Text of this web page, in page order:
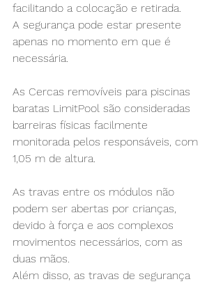
facilitando a colocação e retirada.
A segurança pode estar presente
apenas no momento em que é
necessária.
As Cercas removíveis para piscinas
baratas LimitPool são consideradas
barreiras físicas facilmente
monitorada pelos responsáveis, com
1,05 m de altura.
As travas entre os módulos não
podem ser abertas por crianças,
devido à força e aos complexos
movimentos necessários, com as
duas mãos.
Além disso, as travas de segurança